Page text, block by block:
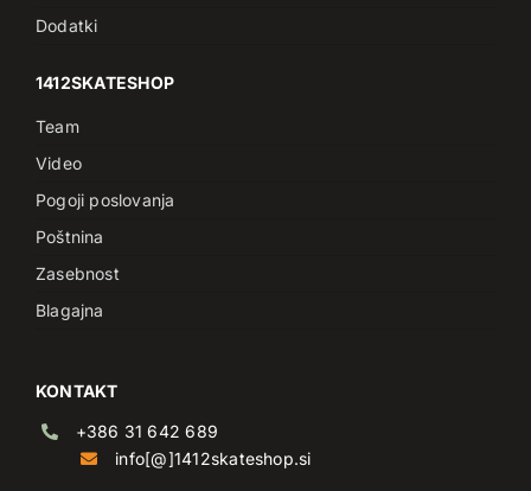
Dodatki
1412SKATESHOP
Team
Video
Pogoji poslovanja
Poštnina
Zasebnost
Blagajna
KONTAKT
+386 31 642 689
info[@]1412skateshop.si